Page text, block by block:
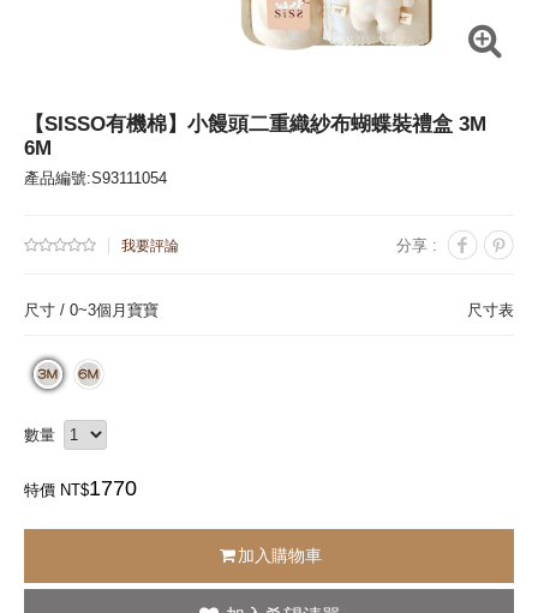
【SISSO有機棉】小饅頭二重織紗布蝴蝶裝禮盒 3M
6M
產品編號:S93111054
我要評論 分享 :
尺寸 / 0~3個月寶寶 尺寸表
數量
特價 NT$1770
加入購物車